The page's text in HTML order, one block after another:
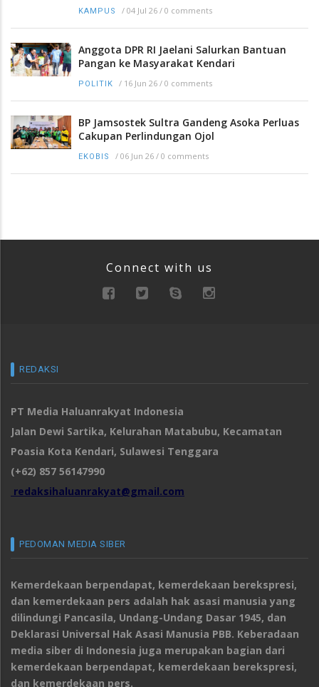
KAMPUS / 04 Jul 26 / 0 comments
Anggota DPR RI Jaelani Salurkan Bantuan
Pangan ke Masyarakat Kendari
POLITIK / 16 Jun 26 / 0 comments
BP Jamsostek Sultra Gandeng Asoka Perluas
Cakupan Perlindungan Ojol
EKOBIS / 06 Jun 26 / 0 comments
Connect with us
REDAKSI
PT Media Haluanrakyat Indonesia
Jalan Dewi Sartika, Kelurahan Matabubu, Kecamatan
Poasia Kota Kendari, Sulawesi Tenggara
(+62) 857 56147990
redaksihaluanrakyat@gmail.com
PEDOMAN MEDIA SIBER
Kemerdekaan berpendapat, kemerdekaan berekspresi,
dan kemerdekaan pers adalah hak asasi manusia yang
dilindungi Pancasila, Undang-Undang Dasar 1945, dan
Deklarasi Universal Hak Asasi Manusia PBB. Keberadaan
media siber di Indonesia juga merupakan bagian dari
kemerdekaan berpendapat, kemerdekaan berekspresi,
dan kemerdekaan pers.